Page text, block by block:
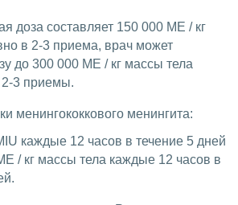
доза составляет 150 000 МЕ / кг
в 2-3 приема, врач может
до 300 000 МЕ / кг массы тела
3 приемы.
менингококкового менингита:
каждые 12 часов в течение 5 дней
/ кг массы тела каждые 12 часов в